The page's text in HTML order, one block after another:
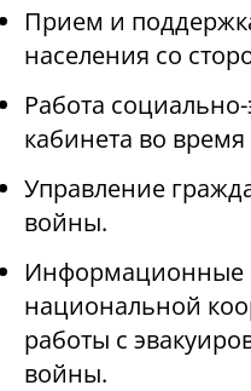
Прием и
населения со
Работа
кабинета во
Управление
войны.
Информационные
национальной
работы с
войны.